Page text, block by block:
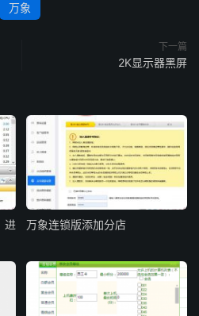
万象
下一篇
2K显示器黑屏
进
万象连锁版添加分店